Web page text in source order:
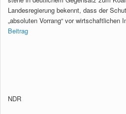
Landesregierung bekennt, dass der
„absoluten Vorrang“ vor
Beitrag
NDR